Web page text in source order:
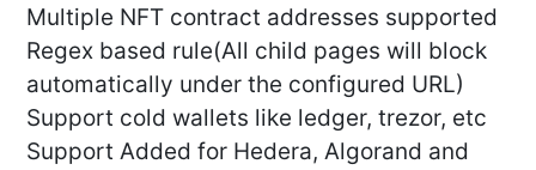
Multiple NFT contract addresses supported
Regex based rule(All child pages will block
automatically under the configured URL)
Support cold wallets like ledger, trezor, etc
Support Added for Hedera, Algorand and